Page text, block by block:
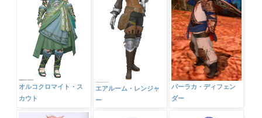
オルコクロマイト・ス
カウト
エアルーム・レンジャ
ー
パーラカ・ディフェン
ダー